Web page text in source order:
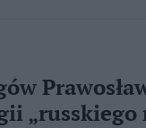
„russkiego